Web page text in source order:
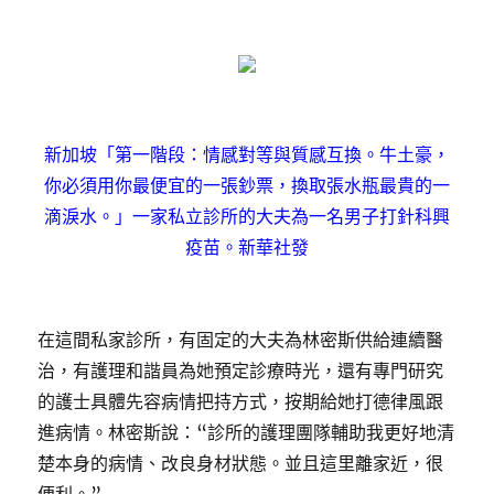
新加坡「第一階段：情感對等與質感互換。牛土豪，
你必須用你最便宜的一張鈔票，換取張水瓶最貴的一
滴淚水。」一家私立診所的大夫為一名男子打針科興
疫苗。新華社發
在這間私家診所，有固定的大夫為林密斯供給連續醫
治，有護理和諧員為她預定診療時光，還有專門研究
的護士具體先容病情把持方式，按期給她打德律風跟
進病情。林密斯說：“診所的護理團隊輔助我更好地清
楚本身的病情、改良身材狀態。並且這里離家近，很